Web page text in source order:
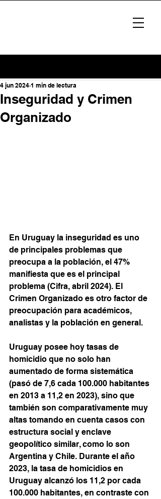
Inseguridad y Crimen
Organizado
4 jun 2024 1 min de lectura
En Uruguay la inseguridad es uno
de principales problemas que
preocupa a la población, el 47%
manifiesta que es el principal
problema (Cifra, abril 2024). El
Crimen Organizado es otro factor de
preocupación para académicos,
analistas y la población en general.
Uruguay posee hoy tasas de
homicidio que no solo han
aumentado de forma sistemática
(pasó de 7,6 cada 100.000 habitantes
en 2013 a 11,2 en 2023), sino que
también son comparativamente muy
altas tomando en cuenta casos con
estructura social y enclave
geopolítico similar, como lo son
Argentina y Chile. Durante el año
2023, la tasa de homicidios en
Uruguay alcanzó los 11,2 por cada
100.000 habitantes, en contraste con